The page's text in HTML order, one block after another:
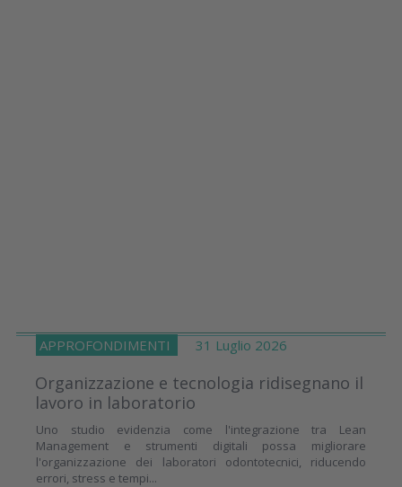
APPROFONDIMENTI 31 Luglio 2026
Organizzazione e tecnologia ridisegnano il
lavoro in laboratorio
Uno studio evidenzia come l'integrazione tra Lean
Management e strumenti digitali possa migliorare
l'organizzazione dei laboratori odontotecnici, riducendo
errori, stress e tempi...